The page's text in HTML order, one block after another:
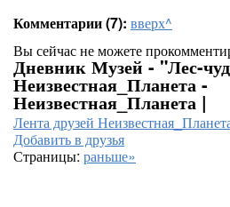
Комментарии (7): вверх^
Вы сейчас не можете
Дневник Музей - "Лес-
Неизвестная_Планета -
Неизвестная_Планета |
Лента друзей
Добавить в друзья
Страницы: раньше»